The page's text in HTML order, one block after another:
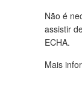
Não é
assistir
ECHA.
Mais